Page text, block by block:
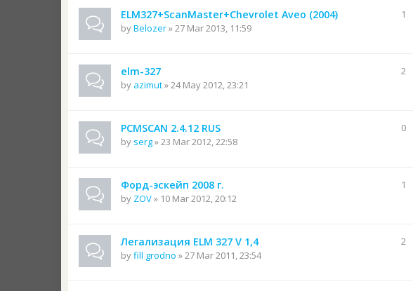
ELM327+ScanMaster+Chevrolet Aveo (2004)
byBelozer» 27 Mar 2013, 11:59
1
elm-327
by azimut» 24 May 2012, 23:21
2
PCMSCAN 2.4.12 RUS
by serg» 23 Mar 2012, 22:58
0
Форд-эскейп 2008 г.
by ZOV» 10 Mar 2012, 20:12
1
Легализация ELM 327 V 1,4
byfill grodno » 27 Mar 2011, 23:54
2